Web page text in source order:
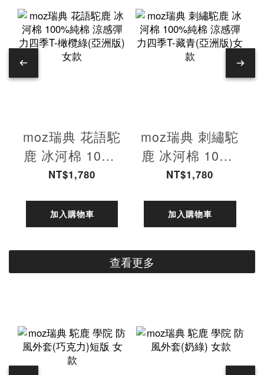
moz瑞典 花語駝
鹿 冰河棉 100%
純棉 涼感彈力四
版)女款
NT$1,780
加入購物車
moz瑞典 刺繡駝
鹿 冰河棉 100%
純棉 涼感彈力四
版)女款
NT$1,780
加入購物車
查看更多